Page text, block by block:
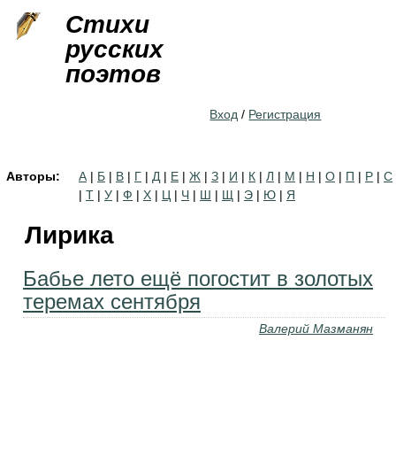
Стихи
русских
поэтов
Вход / Регистрация
Авторы: А | Б | В | Г | Д | Е | Ж | З | И | К | Л | М | Н | О | П | Р | С
| Т | У | Ф | Х | Ц | Ч | Ш | Щ | Э | Ю | Я
Лирика
Бабье лето ещё погостит в золотых
теремах сентября
Валерий Мазманян